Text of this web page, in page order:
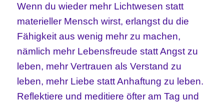
Wenn du wieder mehr Lichtwesen statt
materieller Mensch wirst, erlangst du die
Fähigkeit aus wenig mehr zu machen,
nämlich mehr Lebensfreude statt Angst zu
leben, mehr Vertrauen als Verstand zu
leben, mehr Liebe statt Anhaftung zu leben.
Reflektiere und meditiere öfter am Tag und